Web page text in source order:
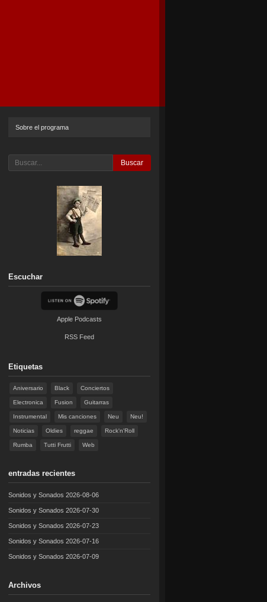
Sobre el programa
Buscar
Escuchar
Apple Podcasts
RSS Feed
Etiquetas
Aniversario Black Conciertos
Electronica Fusion Guitarras
Instrumental Mis canciones Neu Neu!
Noticias Oldies reggae Rock'n'Roll
Rumba Tutti Frutti Web
entradas recientes
Sonidos y Sonados 2026-08-06
Sonidos y Sonados 2026-07-30
Sonidos y Sonados 2026-07-23
Sonidos y Sonados 2026-07-16
Sonidos y Sonados 2026-07-09
Archivos